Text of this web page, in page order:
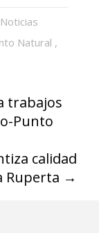
Noticias
Natural ,
trabajos
Punto
calidad
Ruperta →